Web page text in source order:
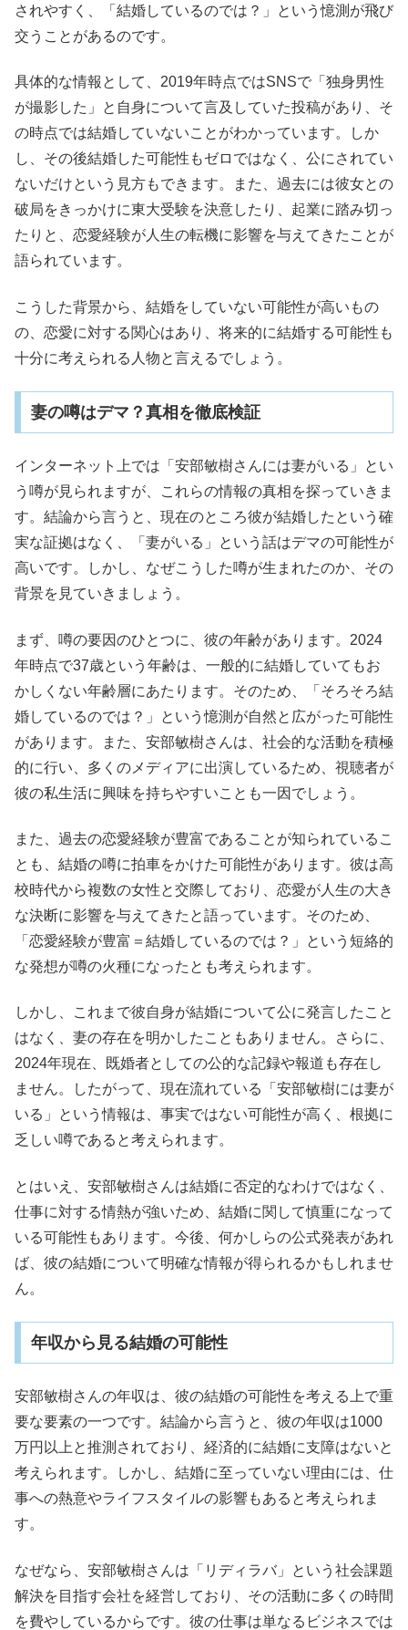
されやすく、「結婚しているのでは？」という憶測が飛び
交うことがあるのです。
具体的な情報として、2019年時点ではSNSで「独身男性
が撮影した」と自身について言及していた投稿があり、そ
の時点では結婚していないことがわかっています。しか
し、その後結婚した可能性もゼロではなく、公にされてい
ないだけという見方もできます。また、過去には彼女との
破局をきっかけに東大受験を決意したり、起業に踏み切っ
たりと、恋愛経験が人生の転機に影響を与えてきたことが
語られています。
こうした背景から、結婚をしていない可能性が高いもの
の、恋愛に対する関心はあり、将来的に結婚する可能性も
十分に考えられる人物と言えるでしょう。
妻の噂はデマ？真相を徹底検証
インターネット上では「安部敏樹さんには妻がいる」とい
う噂が見られますが、これらの情報の真相を探っていきま
す。結論から言うと、現在のところ彼が結婚したという確
実な証拠はなく、「妻がいる」という話はデマの可能性が
高いです。しかし、なぜこうした噂が生まれたのか、その
背景を見ていきましょう。
まず、噂の要因のひとつに、彼の年齢があります。2024
年時点で37歳という年齢は、一般的に結婚していてもお
かしくない年齢層にあたります。そのため、「そろそろ結
婚しているのでは？」という憶測が自然と広がった可能性
があります。また、安部敏樹さんは、社会的な活動を積極
的に行い、多くのメディアに出演しているため、視聴者が
彼の私生活に興味を持ちやすいことも一因でしょう。
また、過去の恋愛経験が豊富であることが知られているこ
とも、結婚の噂に拍車をかけた可能性があります。彼は高
校時代から複数の女性と交際しており、恋愛が人生の大き
な決断に影響を与えてきたと語っています。そのため、
「恋愛経験が豊富＝結婚しているのでは？」という短絡的
な発想が噂の火種になったとも考えられます。
しかし、これまで彼自身が結婚について公に発言したこと
はなく、妻の存在を明かしたこともありません。さらに、
2024年現在、既婚者としての公的な記録や報道も存在し
ません。したがって、現在流れている「安部敏樹には妻が
いる」という情報は、事実ではない可能性が高く、根拠に
乏しい噂であると考えられます。
とはいえ、安部敏樹さんは結婚に否定的なわけではなく、
仕事に対する情熱が強いため、結婚に関して慎重になって
いる可能性もあります。今後、何かしらの公式発表があれ
ば、彼の結婚について明確な情報が得られるかもしれませ
ん。
年収から見る結婚の可能性
安部敏樹さんの年収は、彼の結婚の可能性を考える上で重
要な要素の一つです。結論から言うと、彼の年収は1000
万円以上と推測されており、経済的に結婚に支障はないと
考えられます。しかし、結婚に至っていない理由には、仕
事への熱意やライフスタイルの影響もあると考えられま
す。
なぜなら、安部敏樹さんは「リディラバ」という社会課題
解決を目指す会社を経営しており、その活動に多くの時間
を費やしているからです。彼の仕事は単なるビジネスでは